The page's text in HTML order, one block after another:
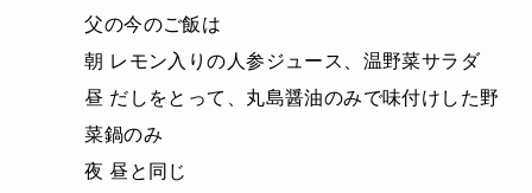
父の今のご飯は
朝 レモン入りの人参ジュース、温野菜サラダ
昼 だしをとって、丸島醤油のみで味付けした野
菜鍋のみ
夜 昼と同じ